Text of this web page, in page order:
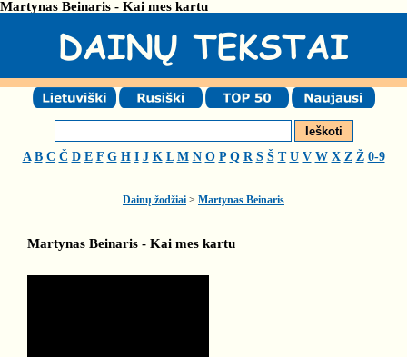
Martynas Beinaris - Kai mes kartu
A B C Č D E F G H I J K L M N O P Q R S Š T U V W X Z Ž 0-9
Dainų žodžiai > Martynas Beinaris
Martynas Beinaris - Kai mes kartu